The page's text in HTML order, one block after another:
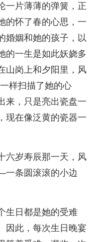
一片薄薄的弹簧，正
的怀了春的心思，一
婚姻和她的孩子，以
的一生是如此妖娆多
山岗上和夕阳里，风
样扫描了她的心
来，只是亮出瓷盘一
现在像泛黄的瓷器一
六岁寿辰那一天，风
条圆滚滚的小边
生日都是她的受难
因此，每次生日晚宴